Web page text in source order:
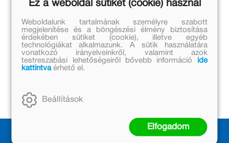
Frances Durkin
Eredeti ár:
2 999 Ft
Kötött ár:
Kosárba
Ez a weboldal sütiket (cookie) használ
Weboldalunk tartalmának személyre szabott
megjelenítése és a böngészési élmény biztosítása
érdekében sütiket (cookie), illetve egyéb
technológiákat alkalmazunk. A sütik használatára
vonatkozó irányelveinkről, valamint azok
testreszabási lehetőségeiről bővebb információ
ide
kattintvaérhető el.
Beállítások
Elfogadom